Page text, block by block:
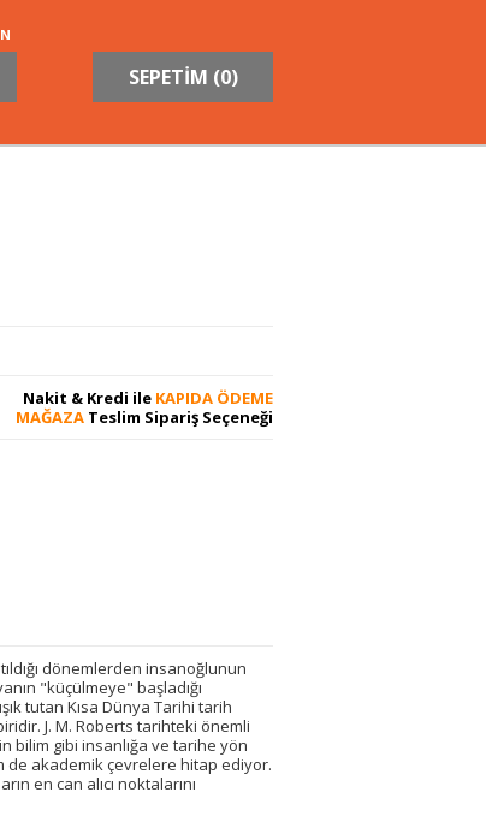
SEPETİM (0)
Nakit & Kredi ile KAPIDA ÖDEME
MAĞAZA Teslim Sipariş Seçeneği
dönemlerden insanoğlunun
"küçülmeye" başladığı
tutan Kısa Dünya Tarihi tarih
J. M. Roberts tarihteki önemli
bilim gibi insanlığa ve tarihe yön
de akademik çevrelere hitap ediyor.
en can alıcı noktalarını